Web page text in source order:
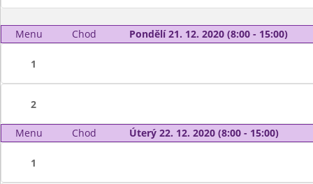
Menu Chod Pondělí 21. 12. 2020 (8:00 - 15:00)
1
2
Menu Chod Úterý 22. 12. 2020 (8:00 - 15:00)
1